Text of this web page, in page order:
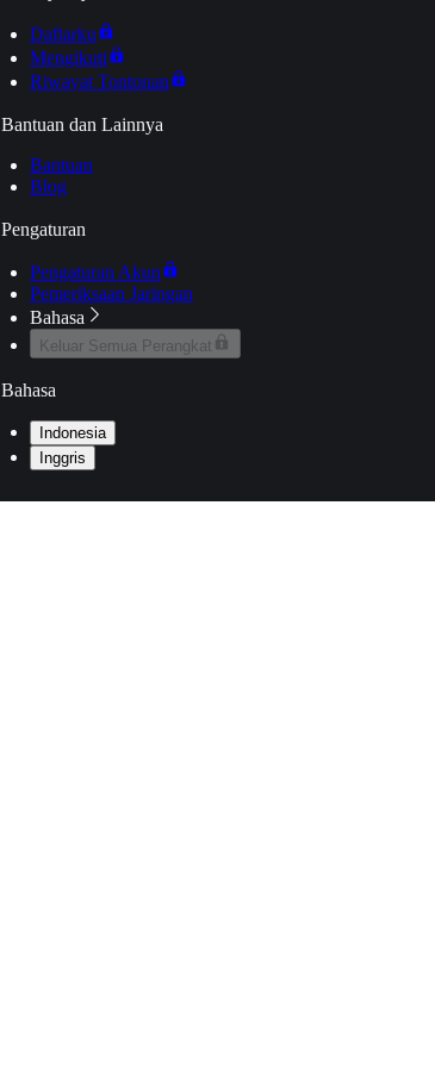
Daftarku
Mengikuti
Riwayat Tontonan
Bantuan dan Lainnya
Bantuan
Blog
Pengaturan
Pengaturan Akun
Pemeriksaan Jaringan
Bahasa
Keluar Semua Perangkat
Bahasa
Indonesia
Inggris